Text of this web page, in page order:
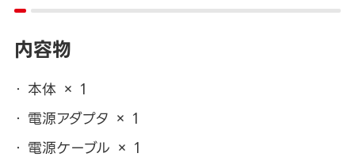
内容物
本体 × 1
電源アダプタ × 1
電源ケーブル × 1